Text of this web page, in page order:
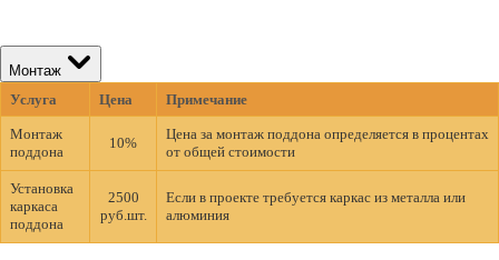
Монтаж
Услуга
Цена Примечание
Монтаж
поддона
10%
Цена за монтаж поддона определяется в процентах
от общей стоимости
Установка
каркаса
поддона
2500
руб.шт.
Если в проекте требуется каркас из металла или
алюминия